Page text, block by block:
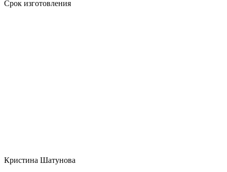
Срок изготовления
Кристина Шатунова